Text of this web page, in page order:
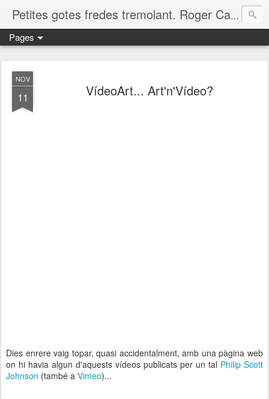
Petites gotes fredes tremolant. Roger Casero Gumbau. Girona
Pages
NOV
11 VídeoArt... Art'n'Vídeo?
Dies enrere vaig topar, quasi accidentalment, amb una pàgina web
on hi havia algun d'aquests vídeos publicats per un tal Philip Scott
Johnson (també a Vimeo)...